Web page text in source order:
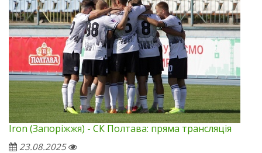
Iron (Запоріжжя) - СК Полтава: пряма трансляція
23.08.2025